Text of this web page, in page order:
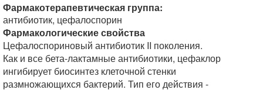
Фармакотерапевтическая группа:
антибиотик, цефалоспорин
Фармакологические свойства
Цефалоспориновый антибиотик II поколения.
Как и все бета-лактамные антибиотики, цефаклор
ингибирует биосинтез клеточной стенки
размножающихся бактерий. Тип его действия -